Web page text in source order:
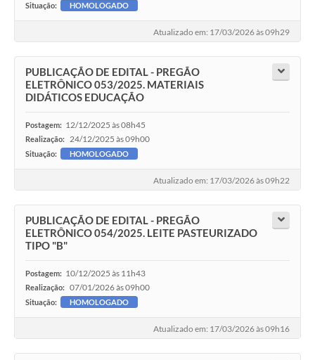
Situação: HOMOLOGADO
Atualizado em: 17/03/2026 às 09h29
PUBLICAÇÃO DE EDITAL - PREGÃO
ELETRÔNICO 053/2025. MATERIAIS
DIDÁTICOS EDUCAÇÃO
Postagem: 12/12/2025 às 08h45
Realização: 24/12/2025 às 09h00
Situação: HOMOLOGADO
Atualizado em: 17/03/2026 às 09h22
PUBLICAÇÃO DE EDITAL - PREGÃO
ELETRÔNICO 054/2025. LEITE PASTEURIZADO
TIPO "B"
Postagem: 10/12/2025 às 11h43
Realização: 07/01/2026 às 09h00
Situação: HOMOLOGADO
Atualizado em: 17/03/2026 às 09h16